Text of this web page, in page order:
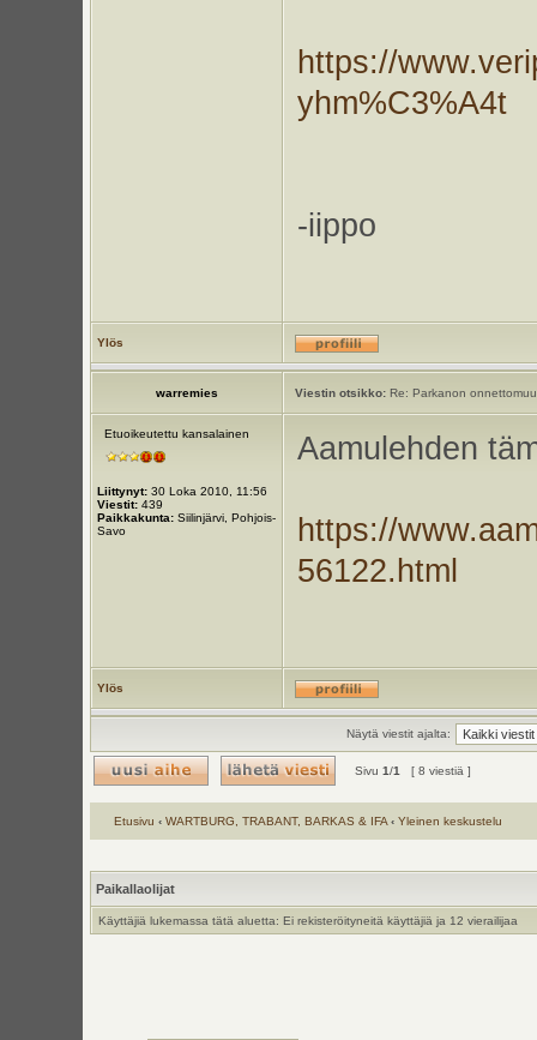
https://
yhm%C3%A4t
-iippo
Ylös
warremies Viestin otsikko:Re: Parkanon
Etuoikeutettu kansalainen
Liittynyt:30 Loka 2010, 11:56
Viestit:439
Paikkakunta:Siilinjärvi, Pohjois-
Savo
Aamulehden
https://
56122.html
Ylös
Näytä viestit ajalta:
Sivu 1/1 [ 8 viestiä ]
Etusivu ‹ WARTBURG, TRABANT, BARKAS & IFA ‹ Yleinen keskustelu
Paikallaolijat
Käyttäjiä lukemassa tätä aluetta: Ei rekisteröityneitä käyttäjiä ja 12 vierailijaa